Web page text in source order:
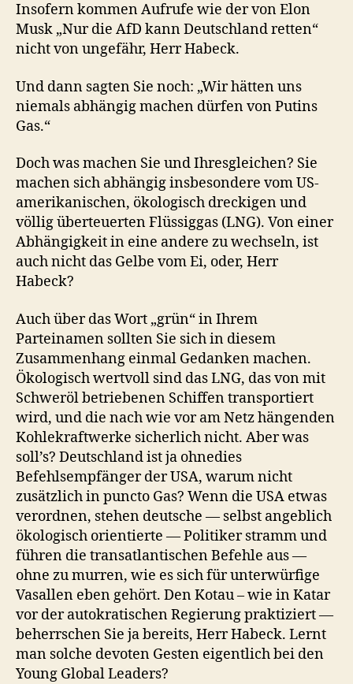
Insofern kommen Aufrufe wie der von Elon
Musk „Nur die AfD kann Deutschland retten“
nicht von ungefähr, Herr Habeck.
Und dann sagten Sie noch: „Wir hätten uns
niemals abhängig machen dürfen von Putins
Gas.“
Doch was machen Sie und Ihresgleichen? Sie
machen sich abhängig insbesondere vom US-
amerikanischen, ökologisch dreckigen und
völlig überteuerten Flüssiggas (LNG). Von einer
Abhängigkeit in eine andere zu wechseln, ist
auch nicht das Gelbe vom Ei, oder, Herr
Habeck?
Auch über das Wort „grün“ in Ihrem
Parteinamen sollten Sie sich in diesem
Zusammenhang einmal Gedanken machen.
Ökologisch wertvoll sind das LNG, das von mit
Schweröl betriebenen Schiffen transportiert
wird, und die nach wie vor am Netz hängenden
Kohlekraftwerke sicherlich nicht. Aber was
soll’s? Deutschland ist ja ohnedies
Befehlsempfänger der USA, warum nicht
zusätzlich in puncto Gas? Wenn die USA etwas
verordnen, stehen deutsche — selbst angeblich
ökologisch orientierte — Politiker stramm und
führen die transatlantischen Befehle aus —
ohne zu murren, wie es sich für unterwürfige
Vasallen eben gehört. Den Kotau – wie in Katar
vor der autokratischen Regierung praktiziert —
beherrschen Sie ja bereits, Herr Habeck. Lernt
man solche devoten Gesten eigentlich bei den
Young Global Leaders?